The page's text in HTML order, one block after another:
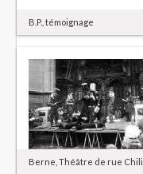
B.P., témoignage
Berne, Théâtre de rue Chili